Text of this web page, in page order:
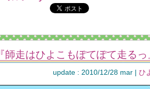
『師走はひよこもぽてぽて走るっ
update : 2010/12/28 mar | ひ